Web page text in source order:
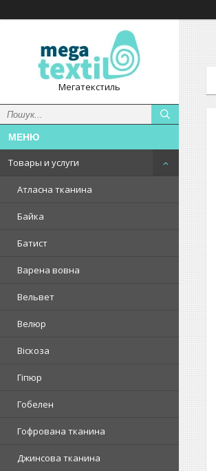
Мегатекстиль
Товары и услуги
Атласна тканина
Байка
Батист
Варена вовна
Вельвет
Велюр
Віскоза
Гіпюр
Гобелен
Гофрована тканина
Джинсова тканина